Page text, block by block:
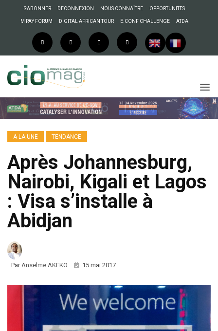
S’ABONNER DECONNEXION NOUS CONNAÎTRE OPPORTUNITES
M PAY FORUM DIGITAL AFRICAN TOUR E.CONF CHALLENGE ATDA
A LA UNE TENDANCE
Après Johannesburg,
Nairobi, Kigali et Lagos
: Visa s’installe à
Abidjan
ParAnselme AKEKO 15 mai 2017